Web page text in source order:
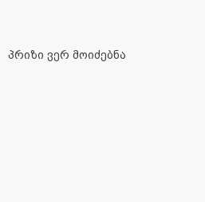
პრიზი ვერ მოიძებნა